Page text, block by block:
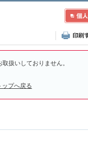
扱いしておりません。
ップへ戻る